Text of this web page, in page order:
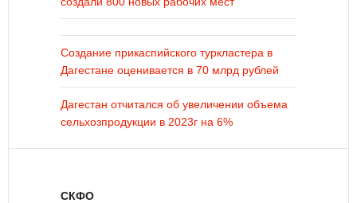
Создание прикаспийского туркластера в
Дагестане оценивается в 70 млрд рублей
Дагестан отчитался об увеличении объема
сельхозпродукции в 2023г на 6%
СКФО